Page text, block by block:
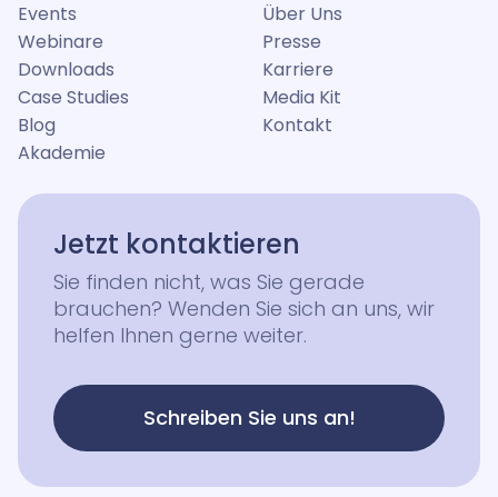
Events
Webinare
Downloads
Case Studies
Blog
Akademie
Über Uns
Presse
Karriere
Media Kit
Kontakt
Jetzt kontaktieren
Sie finden nicht, was Sie gerade
brauchen? Wenden Sie sich an uns, wir
helfen Ihnen gerne weiter.
Schreiben Sie uns an!